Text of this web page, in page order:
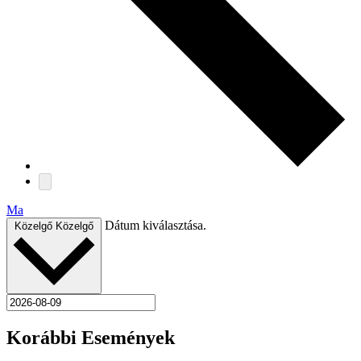
Ma
Közelgő Közelgő Dátum kiválasztása.
Korábbi Események